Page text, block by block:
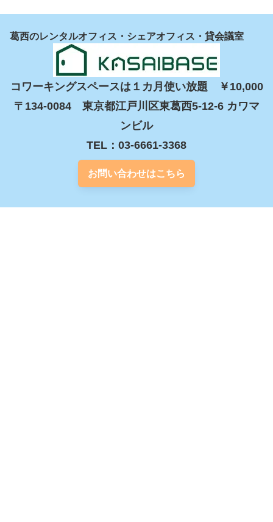
葛西のレンタルオフィス・シェアオフィス・貸会議室
コワーキングスペースは１カ月使い放題　￥10,000
〒134-0084　東京都江戸川区東葛西5-12-6 カワマ
ンビル
TEL：03-6661-3368
お問い合わせはこちら